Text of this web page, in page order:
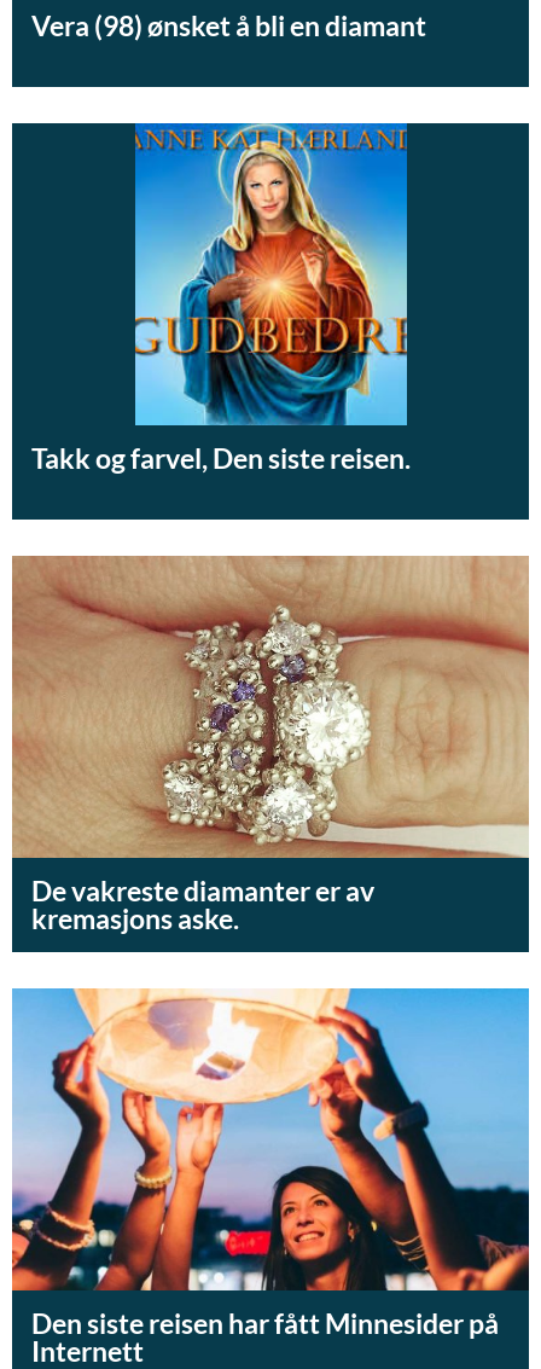
Vera (98) ønsket å bli en diamant
Takk og farvel, Den siste reisen.
De vakreste diamanter er av
kremasjons aske.
Den siste reisen har fått Minnesider på
Internett